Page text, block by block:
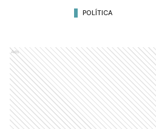
POLÍTICA
Ads